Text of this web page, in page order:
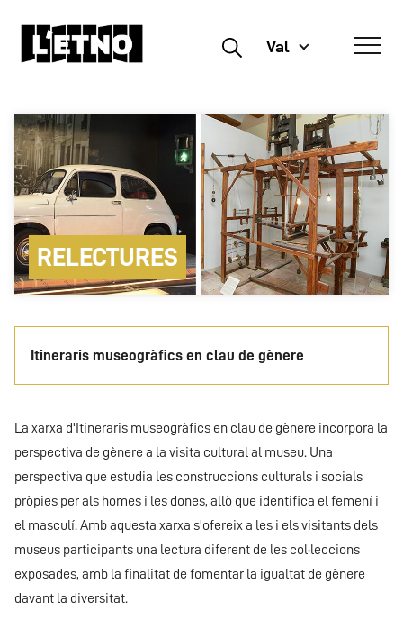
Buscar Val
RELECTURES
Itineraris museogràfics en clau de gènere
La xarxa d'Itineraris museogràfics en clau de gènere incorpora la
perspectiva de gènere a la visita cultural al museu. Una
perspectiva que estudia les construccions culturals i socials
pròpies per als homes i les dones, allò que identifica el femení i
el masculí. Amb aquesta xarxa s'ofereix a les i els visitants dels
museus participants una lectura diferent de les col·leccions
exposades, amb la finalitat de fomentar la igualtat de gènere
davant la diversitat.